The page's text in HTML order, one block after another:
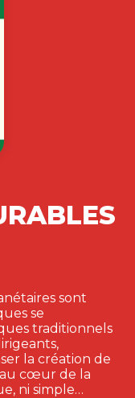
sont
se
traditionnels
la création de
cœur de la
ni simple…